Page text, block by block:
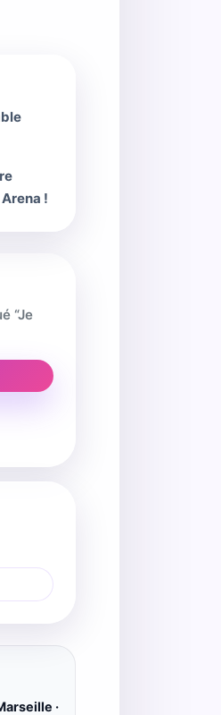
!
“Je
·